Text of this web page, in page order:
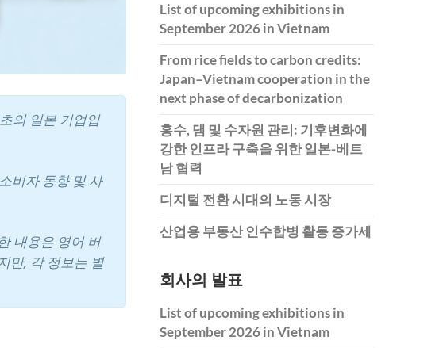
의 일본 기업입
비자 동향 및 사
내용은 영어 버
만, 각 정보는 별
List of upcoming exhibitions in
September 2026 in Vietnam
From rice fields to carbon credits:
Japan–Vietnam cooperation in the
next phase of decarbonization
홍수, 댐 및 수자원 관리: 기후변화에
강한 인프라 구축을 위한 일본-베트
남 협력
디지털 전환 시대의 노동 시장
산업용 부동산 인수합병 활동 증가세
회사의 발표
List of upcoming exhibitions in
September 2026 in Vietnam